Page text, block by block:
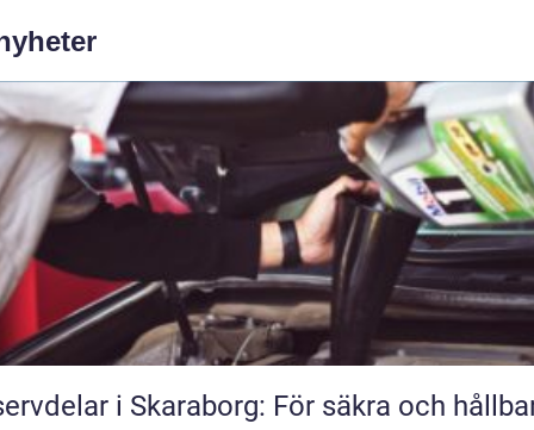
i Skaraborg: För säkra och